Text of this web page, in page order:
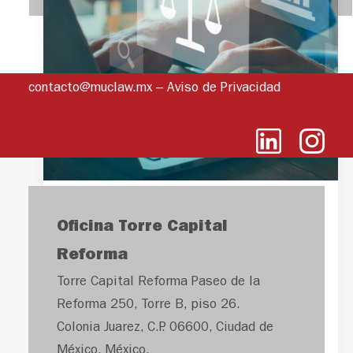
Presidenta de la
SCJN:Urge
concretar la
implementación del
nuevo sistema de
contacto@muclaw.mx– Aviso de Privacidad
Oficina Torre Capital
Reforma
Torre Capital Reforma Paseo de la
Reforma 250, Torre B, piso 26.
Colonia Juarez, C.P. 06600, Ciudad de